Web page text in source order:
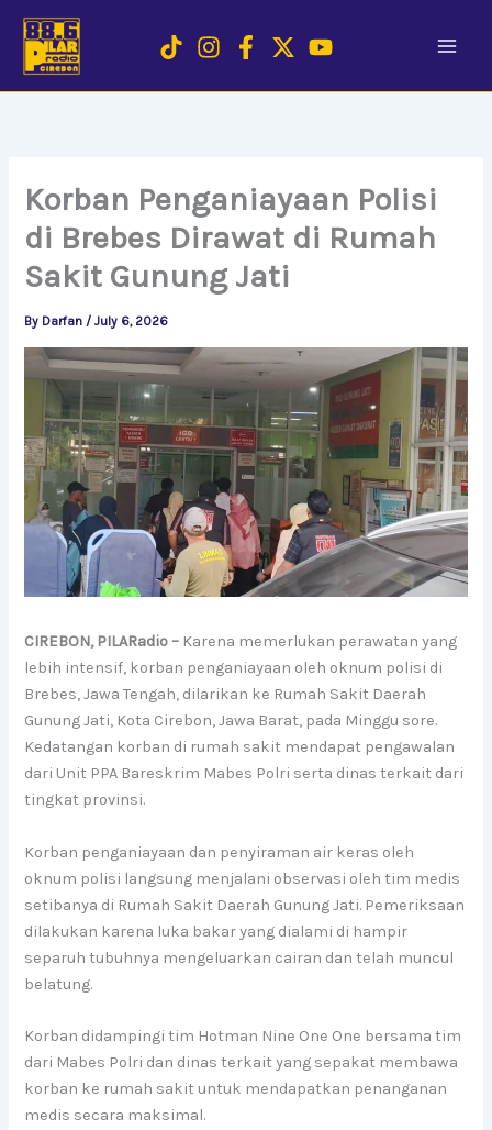
content
Korban Penganiayaan Polisi
di Brebes Dirawat di Rumah
Sakit Gunung Jati
By Darfan /July 6, 2026
CIREBON, PILARadio – Karena memerlukan perawatan yang
lebih intensif, korban penganiayaan oleh oknum polisi di
Brebes, Jawa Tengah, dilarikan ke Rumah Sakit Daerah
Gunung Jati, Kota Cirebon, Jawa Barat, pada Minggu sore.
Kedatangan korban di rumah sakit mendapat pengawalan
dari Unit PPA Bareskrim Mabes Polri serta dinas terkait dari
tingkat provinsi.
Korban penganiayaan dan penyiraman air keras oleh
oknum polisi langsung menjalani observasi oleh tim medis
setibanya di Rumah Sakit Daerah Gunung Jati. Pemeriksaan
dilakukan karena luka bakar yang dialami di hampir
separuh tubuhnya mengeluarkan cairan dan telah muncul
belatung.
Korban didampingi tim Hotman Nine One One bersama tim
dari Mabes Polri dan dinas terkait yang sepakat membawa
korban ke rumah sakit untuk mendapatkan penanganan
medis secara maksimal.